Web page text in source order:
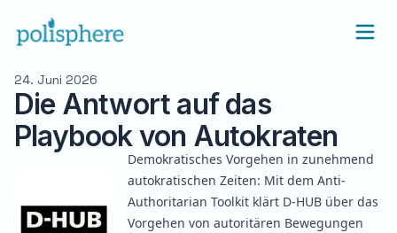
24. Juni 2026
Die Antwort auf das
Playbook von Autokraten
Demokratisches Vorgehen in zunehmend
autokratischen Zeiten: Mit dem Anti-
Authoritarian Toolkit klärt D-HUB über das
Vorgehen von autoritären Bewegungen